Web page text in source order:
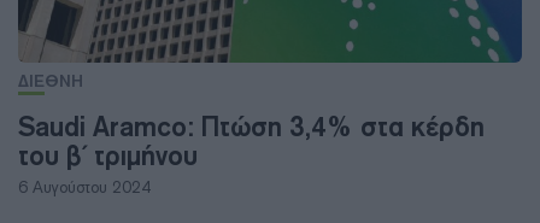
ΔΙΕΘΝΗ
Saudi Aramco: Πτώση 3,4% στα κέρδη
του β΄ τριμήνου
6 Αυγούστου 2024